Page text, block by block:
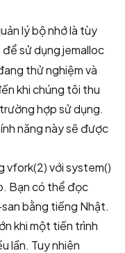
lý bộ nhớ là tùy
để sử dụng jemalloc
thử nghiệm và
khi chúng tôi thu
hợp sử dụng.
năng này sẽ được
vfork(2) với system()
Bạn có thể đọc
bằng tiếng Nhật.
khi một tiến trình
lần. Tuy nhiên